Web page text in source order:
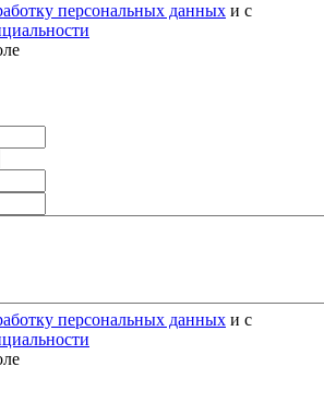
персональных данных и с
персональных данных и с